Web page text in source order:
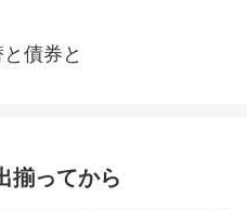
債券と
揃ってから